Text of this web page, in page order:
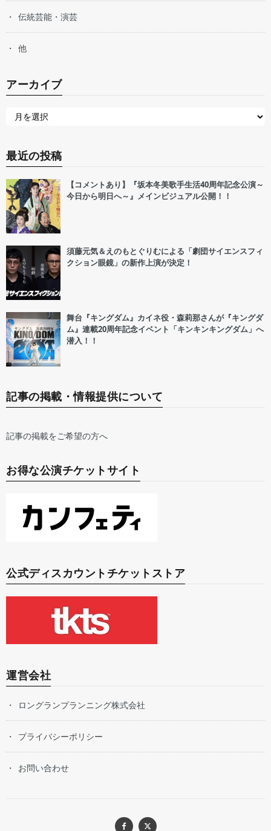
伝統芸能・演芸
他
アーカイブ
最近の投稿
【コメントあり】『坂本冬美歌手生活40周年記念公演～
今日から明日へ～』メインビジュアル公開！！
須藤元気＆えのもとぐりむによる「劇団サイエンスフィ
クション眼鏡」の新作上演が決定！
舞台『キングダム』カイネ役・森莉那さんが『キングダ
ム』連載20周年記念イベント「キンキンキングダム」へ
潜入！！
記事の掲載・情報提供について
記事の掲載をご希望の方へ
お得な公演チケットサイト
公式ディスカウントチケットストア
運営会社
ロングランプランニング株式会社
プライバシーポリシー
お問い合わせ